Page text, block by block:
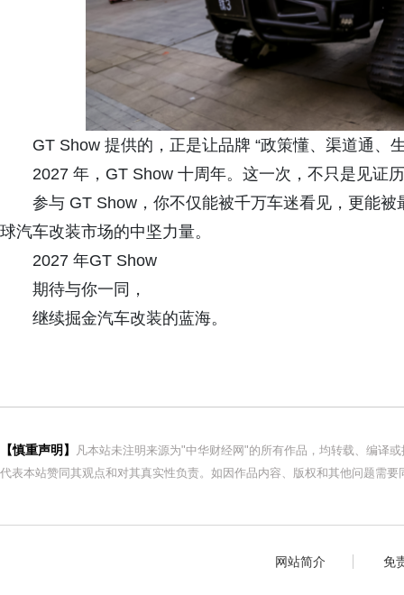
GT Show 提供的，正是让品牌 “政策懂、渠道通、
2027 年，GT Show 十周年。这一次，不只是见证
参与 GT Show，你不仅能被千万车迷看见，更能
球汽车改装市场的中坚力量。
2027 年GT Show
期待与你一同，
继续掘金汽车改装的蓝海。
【慎重声明】
凡本站未注明来源为"中华财经网"的所有作品，均转载、编译
代表本站赞同其观点和对其真实性负责。如因作品内容、版权和其他问题需
网站简介 免